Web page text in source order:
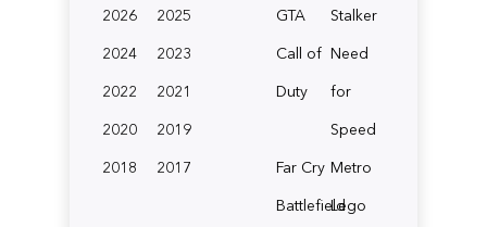
2026
2025
2024
2023
2022
2021
2020
2019
2018
2017
GTA
Stalker
Call of
Duty
Need
for
Speed
Far Cry Metro
BattlefieldLego